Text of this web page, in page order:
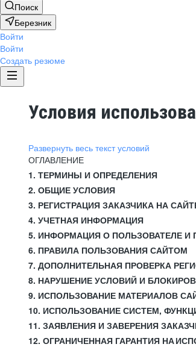
Поиск
Березник
Войти
Войти
Создать резюме
Условия
Развернуть весь текст условий
ОГЛАВЛЕНИЕ
1. ТЕРМИНЫ И ОПРЕДЕЛЕНИЯ
2. ОБЩИЕ УСЛОВИЯ
3. РЕГИСТРАЦИЯ ЗАКАЗЧИКА НА
4. УЧЕТНАЯ ИНФОРМАЦИЯ
5. ИНФОРМАЦИЯ О ПОЛЬЗОВАТЕЛЕ
6. ПРАВИЛА ПОЛЬЗОВАНИЯ САЙТОМ
7. ДОПОЛНИТЕЛЬНАЯ ПРОВЕРКА
8. НАРУШЕНИЕ УСЛОВИЙ И
9. ИСПОЛЬЗОВАНИЕ МАТЕРИАЛОВ
10. ИСПОЛЬЗОВАНИЕ СИСТЕМ,
11. ЗАЯВЛЕНИЯ И ЗАВЕРЕНИЯ
12. ОГРАНИЧЕННАЯ ГАРАНТИЯ НА